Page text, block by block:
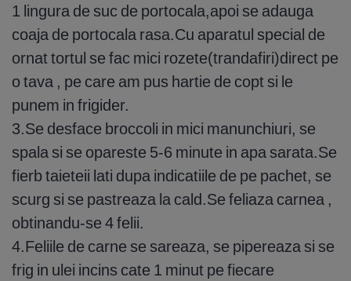
1 lingura de suc de portocala,apoi se adauga
coaja de portocala rasa.Cu aparatul special de
ornat tortul se fac mici rozete(trandafiri)direct pe
o tava , pe care am pus hartie de copt si le
punem in frigider.
3.Se desface broccoli in mici manunchiuri, se
spala si se opareste 5-6 minute in apa sarata.Se
fierb taieteii lati dupa indicatiile de pe pachet, se
scurg si se pastreaza la cald.Se feliaza carnea ,
obtinandu-se 4 felii.
4.Feliile de carne se sareaza, se pipereaza si se
frig in ulei incins cate 1 minut pe fiecare